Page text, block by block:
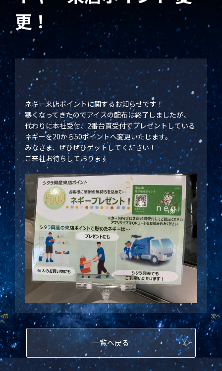
更！
ネギー来店ポイントに関するお知らせです！
寒くなってきたのでアイスの配布は終了しましたが、
代わりに本社受付、2番台貫受付でプレゼントしている
ネギーを20から50ポイントへ変更いたします。
みなさま、ぜひぜひゲットしてください！
ご来社お待ちしております
<前
へ
一覧へ戻る
次へ
>